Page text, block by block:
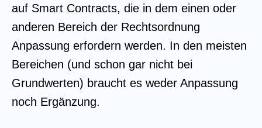
auf Smart Contracts, die in dem einen oder
anderen Bereich der Rechtsordnung
Anpassung erfordern werden. In den meisten
Bereichen (und schon gar nicht bei
Grundwerten) braucht es weder Anpassung
noch Ergänzung.